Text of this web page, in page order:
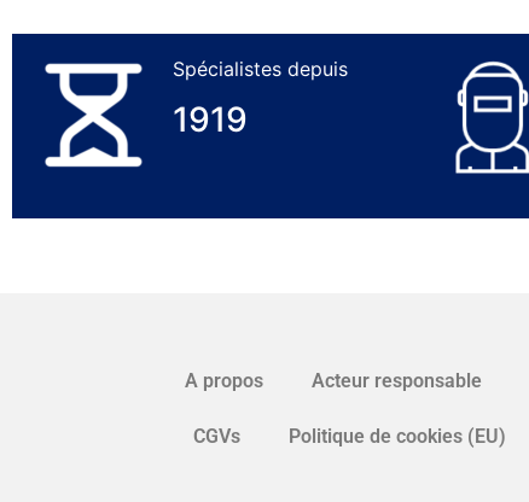
Spécialistes depuis
1919
A propos Acteur responsable
CGVs Politique de cookies (EU)